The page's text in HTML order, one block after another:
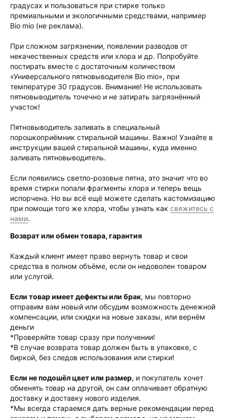
градусах и пользоваться при стирке только
премиальными и экологичными средствами, например
Bio mio (не реклама).
При сложном загрязнении, появлении разводов от
некачественных средств или хлора и др. Попробуйте
постирать вместе с достаточным количеством
«Универсального пятновыводителя Bio mio», при
температуре 30 градусов. Внимание! Не использовать
пятновыводитель точечно и не затирать загрязнённый
участок!
Пятновыводитель заливать в специальный
порошкоприёмник стиральной машины. Важно! Узнайте в
инструкции вашей стиральной машины, куда именно
заливать пятновыводитель.
Если появились светло-розовые пятна, это значит что во
время стирки попали фрагменты хлора и теперь вещь
испорчена. Но вы всё ещё можете сделать кастомизацию
при помощи того же хлора, чтобы узнать как свяжитесь с
нами.
Возврат или обмен товара, гарантия
Каждый клиент имеет право вернуть товар и свои
средства в полном объёме, если он недоволен товаром
или услугой.
Если товар имеет дефекты или брак, мы повторно
отправим вам новый или обсудим возможность денежной
компенсации, или скидки на новые заказы, или вернём
деньги
*Проверяйте товар сразу при получении!
*В случае возврата товар должен быть в упаковке, с
биркой, без следов использования или стирки!
Если не подошёл цвет или размер, и покупатель хочет
обменять товар на другой, он сам оплачивает обратную
доставку и доставку нового изделия.
*Мы всегда стараемся дать верные рекомендации перед